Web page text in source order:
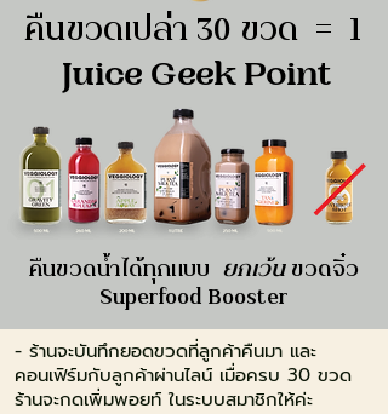
คืนขวดเปล่า 30 ขวด = 1
Juice Geek Point
คืนขวดน้ำได้ทุกแบบ ยกเว้นขวดจิ๋ว
Superfood Booster
- ร้านจะบันทึกยอดขวดที่ลูกค้าคืนมา และ
คอนเฟิร์มกับลูกค้าผ่านไลน์ เมื่อครบ 30 ขวด
ร้านจะกดเพิ่มพอยท์ ในระบบสมาชิกให้ค่ะ